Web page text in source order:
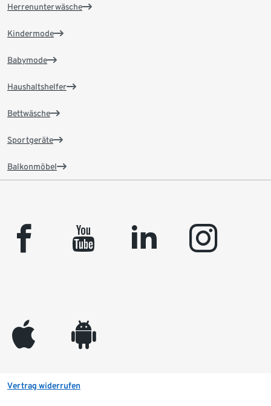
Herrenunterwäsche
Kindermode
Babymode
Haushaltshelfer
Bettwäsche
Sportgeräte
Balkonmöbel
facebook youtube linkedin instagram
appleinc android
Vertrag widerrufen